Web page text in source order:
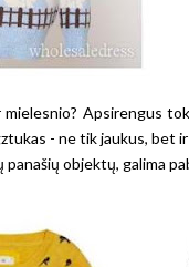
Apsirengus
- ne tik jaukus, bet
objektų, galima